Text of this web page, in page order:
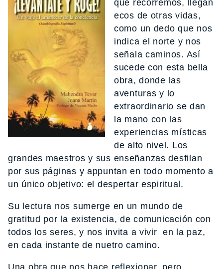
que recorremos, llegan
ecos de otras vidas,
como un dedo que nos
indica el norte y nos
señala caminos. Así
sucede con esta bella
obra, donde las
aventuras y lo
extraordinario se dan
la mano con las
experiencias místicas
de alto nivel. Los
grandes maestros y sus enseñanzas desfilan
por sus páginas y appuntan en todo momento a
un único objetivo: el despertar espiritual.
Su lectura nos sumerge en un mundo de
gratitud por la existencia, de comunicación con
todos los seres, y nos invita a vivir en la paz,
en cada instante de nuetro camino.
Una obra que nos hace reflexionar, pero